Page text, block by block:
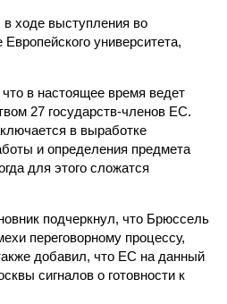
ходе выступления во
университета,
в настоящее время ведет
27 государств-членов ЕС.
в выработке
и определения предмета
для этого сложатся
подчеркнул, что Брюссель
переговорному процессу,
добавил, что ЕС на данный
сигналов о готовности к